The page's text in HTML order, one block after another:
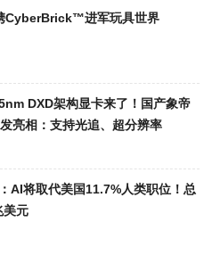
Cyber​​Brick™进军玩具世界
DXD架构显卡来了！国产象帝
亮相：支持光追、超分辨率
AI将取代美国11.7%人类职位！总
美元